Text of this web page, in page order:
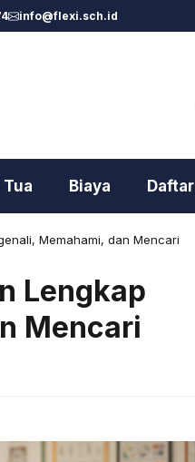
info@flexi.sch.id
Tua Biaya Daftar
Memahami, dan Mencari
Lengkap
Mencari